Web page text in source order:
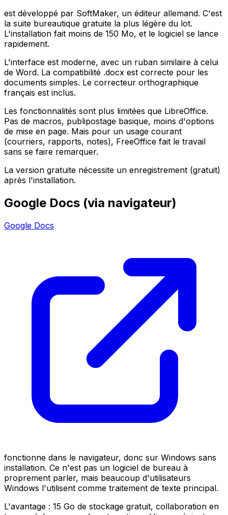
est développé par SoftMaker, un éditeur allemand. C'est
la suite bureautique gratuite la plus légère du lot.
L'installation fait moins de 150 Mo, et le logiciel se lance
rapidement.
L'interface est moderne, avec un ruban similaire à celui
de Word. La compatibilité .docx est correcte pour les
documents simples. Le correcteur orthographique
français est inclus.
Les fonctionnalités sont plus limitées que LibreOffice.
Pas de macros, publipostage basique, moins d'options
de mise en page. Mais pour un usage courant
(courriers, rapports, notes), FreeOffice fait le travail
sans se faire remarquer.
La version gratuite nécessite un enregistrement (gratuit)
après l'installation.
Google Docs (via navigateur)
Google Docs
fonctionne dans le navigateur, donc sur Windows sans
installation. Ce n'est pas un logiciel de bureau à
proprement parler, mais beaucoup d'utilisateurs
Windows l'utilisent comme traitement de texte principal.
L'avantage : 15 Go de stockage gratuit, collaboration en